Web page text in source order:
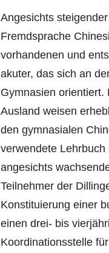
Angesichts
Fremdsprache
vorhandenen und
akuter, das sich an
Gymnasien orientiert.
Ausland weisen
den gymnasialen
verwendete
angesichts
Teilnehmer der
Konstituierung einer
einen drei- bis
Koordinationsstelle